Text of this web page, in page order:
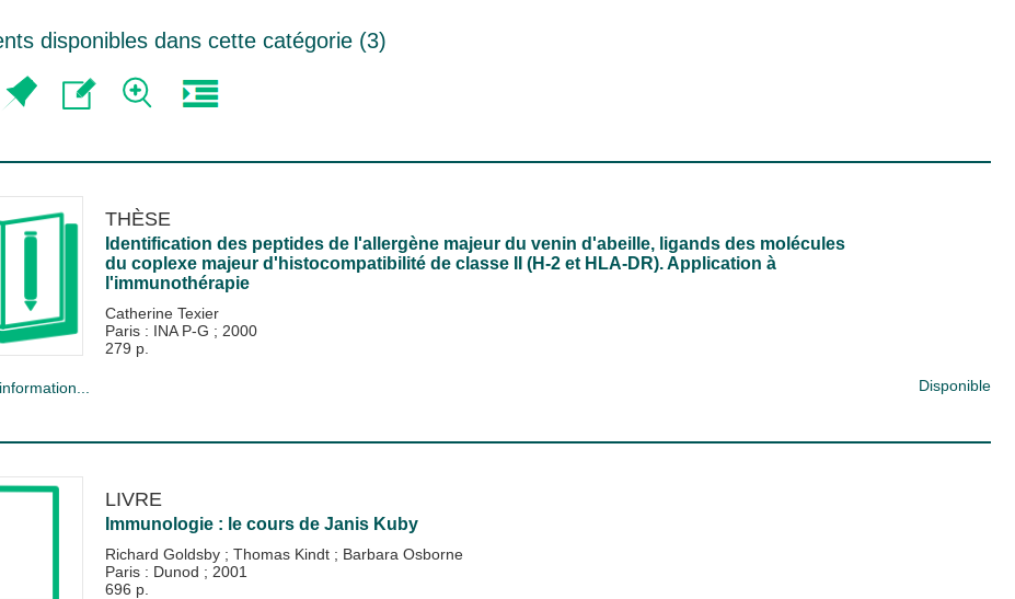
disponibles dans cette catégorie (3)
THÈSE
Identification des peptides de l'allergène majeur du venin d'abeille, ligands des molécules
du coplexe majeur d'histocompatibilité de classe II (H-2 et HLA-DR). Application à
l'immunothérapie
Catherine Texier
Paris : INA P-G ; 2000
279 p.
Disponible
LIVRE
Immunologie : le cours de Janis Kuby
Richard Goldsby ; Thomas Kindt ; Barbara Osborne
Paris : Dunod ; 2001
696 p.